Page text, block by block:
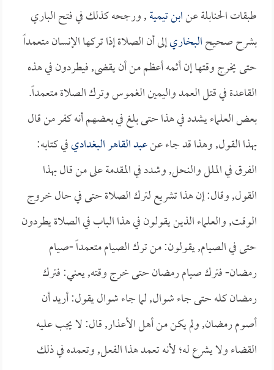
طبقات الحنابلة عنابن تيمية, ورجحه كذلك في فتح الباري
بشرح صحيحالبخاريإلى أن الصلاة إذا تركها الإنسان متعمداً
حتى يخرج وقتها إن أثمه أعظم من أن يقضى, فيطردون في هذه
القاعدة في قتل العمد واليمين الغموس وترك الصلاة متعمداً.
بعض العلماء يشدد في هذا حتى بلغ في بعضهم أنه كفر من قال
بهذا القول, وهذا قد جاء عنعبد القاهر البغداديفي كتابه:
الفرق في الملل والنحل, وشدد في المقدمة على من قال بهذا
القول, وقال: إن هذا تشريع لترك الصلاة حتى في حال خروج
الوقت, والعلماء الذين يقولون في هذا الباب في الصلاة يطردون
حتى في الصيام, يقولون: من ترك الصيام متعمداً -صيام
رمضان- فترك صيام رمضان حتى خرج وقته, يعني: فترك
رمضان كله حتى جاء شوال, لما جاء شوال يقول: أريد أن
أصوم رمضان, ولم يكن من أهل الأعذار, قال: لا يجب عليه
القضاء ولا يشرع له؛ لأنه تعمد هذا الفعل, وتعمده في ذلك